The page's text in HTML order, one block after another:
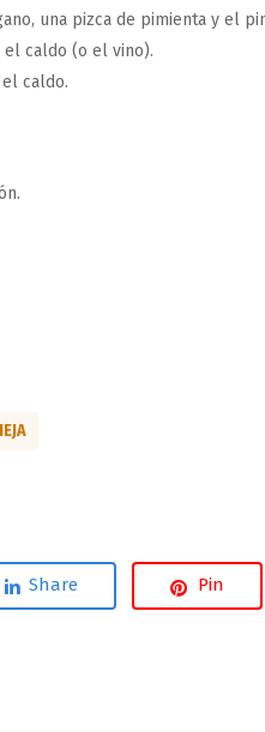
una pizca de pimienta y el
caldo (o el vino).
caldo.
Share Pin